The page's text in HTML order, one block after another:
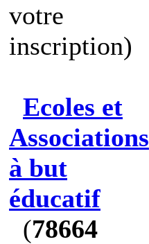
votre
inscription)
Ecoles et
Associations
à but
éducatif
(78664